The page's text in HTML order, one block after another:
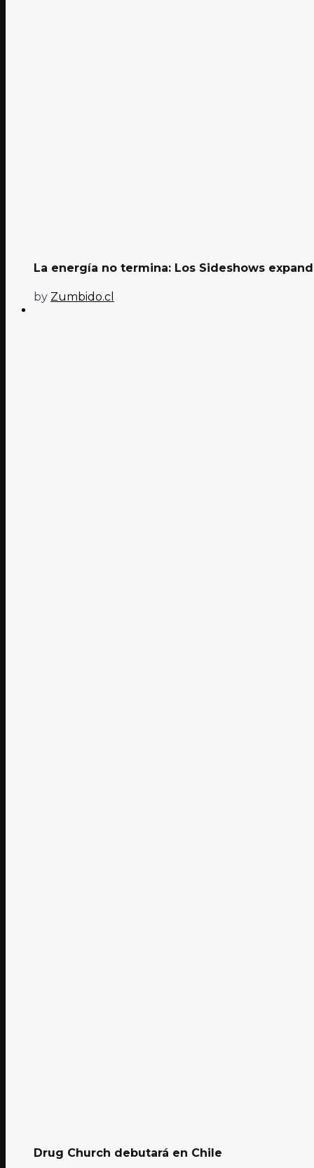
La energía no termina: Los Sideshows
by Zumbido.cl
Drug Church debutará en Chile